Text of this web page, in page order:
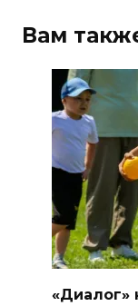
Вам
«Диалог»